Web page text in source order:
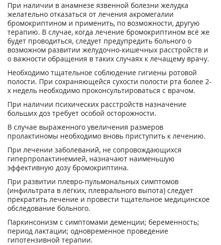
При наличии в анамнезе язвенной болезни желудка
желательно отказаться от лечения акромегалии
бромокриптином и применить, по возможности, другую
терапию. В случае, когда лечение бромокриптином всё же
будет проводиться, следует предупредить больного о
возможном развитии желудочно-кишечных расстройств и
о важности обращения в таких случаях к лечащему врачу.
Необходимо тщательное соблюдение гигиены ротовой
полости. При сохраняющейся сухости полости рта более 2-
х недель необходимо проконсультироваться с врачом.
При наличии психических расстройств назначение
больших доз требует особой осторожности.
В случае выраженного увеличения размеров
пролактиномы необходимо вновь приступить к лечению.
При лечении заболеваний, не сопровождающихся
гиперпролактинемией, назначают наименьшую
эффективную дозу бромокриптина.
При развитии плевро-пульмональных симптомов
(инфильтрата в лёгких, плеврального выпота) следует
прекратить лечение и провести тщательное медицинское
обследование больного.
Паркинсонизм с симптомами деменции; беременность;
период лактации; одновременное проведение
гипотензивной терапии.